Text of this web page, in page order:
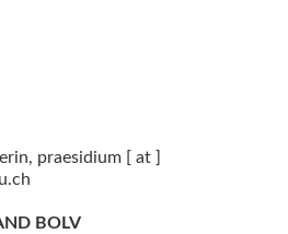
praesidium [ at ]
BOLV